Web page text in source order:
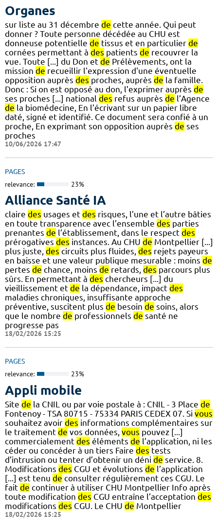
Organes
sur liste au 31 décembre de cette année. Qui peut
donner ? Toute personne décédée au CHU est
donneuse potentielle de tissus et en particulier de
cornées permettant à des patients de recouvrer la
vue. Toute [...] du Don et de Prélèvements, ont la
mission de recueillir l'expression d'une éventuelle
opposition auprès des proches, auprès de la famille.
Donc : Si on est opposé au don, l’exprimer auprès de
ses proches [...] national des refus auprès de l’Agence
de la biomédecine, En l’écrivant sur un papier libre
daté, signé et identifié. Ce document sera confié à un
proche, En exprimant son opposition auprès de ses
proches
10/06/2026 17:47
PAGES
relevance: 23%
Alliance Santé IA
claire des usages et des risques, l’une et l’autre bâties
en toute transparence avec l’ensemble des parties
prenantes de l’établissement, dans le respect des
prérogatives des instances. Au CHU de Montpellier [...]
plus juste, des circuits plus fluides, des rejets payeurs
en baisse et une valeur publique mesurable : moins de
pertes de chance, moins de retards, des parcours plus
sûrs. En permettant à des chercheurs [...] du
vieillissement et de la dépendance, impact des
maladies chroniques, insuffisante approche
préventive, suscitent plus de besoin de soins, alors
que le nombre de professionnels de santé ne
progresse pas
18/02/2026 15:25
PAGES
relevance: 23%
Appli mobile
Site de la CNIL ou par voie postale à : CNIL - 3 Place de
Fontenoy - TSA 80715 - 75334 PARIS CEDEX 07. Si vous
souhaitez avoir des informations complémentaires sur
le traitement de vos données, vous pouvez [...]
commercialement des éléments de l’application, ni les
céder ou concéder à un tiers Faire des tests
d’intrusion ou tenter d’obtenir un déni de service. 8.
Modifications des CGU et évolutions de l’application
[...] est tenu de consulter régulièrement ces CGU. Le
fait de continuer à utiliser CHU Montpellier Info après
toute modification des CGU entraîne l’acceptation des
modifications des CGU. Le CHU de Montpellier
18/02/2026 15:25